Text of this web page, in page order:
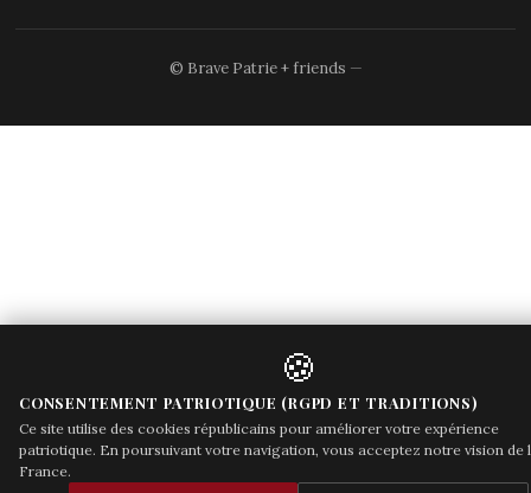
© Brave Patrie + friends —
🍪
CONSENTEMENT PATRIOTIQUE (RGPD ET TRADITIONS)
Ce site utilise des cookies républicains pour améliorer votre expérience
patriotique. En poursuivant votre navigation, vous acceptez notre vision de
France.